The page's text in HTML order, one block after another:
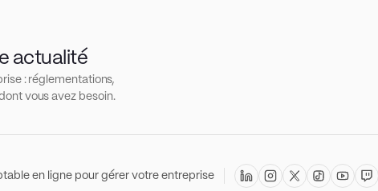
actualité
: réglementations,
vous avez besoin.
en ligne pour gérer votre entreprise